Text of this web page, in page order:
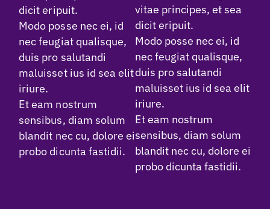
dicit eripuit.
Modo posse nec ei, id
nec feugiat qualisque,
duis pro salutandi
maluisset ius id sea elit
iriure.
Et eam nostrum
sensibus, diam solum
blandit nec cu, dolore ei
probo dicunta fastidii.
vitae principes, et sea
dicit eripuit.
Modo posse nec ei, id
nec feugiat qualisque,
duis pro salutandi
maluisset ius id sea elit
iriure.
Et eam nostrum
sensibus, diam solum
blandit nec cu, dolore ei
probo dicunta fastidii.